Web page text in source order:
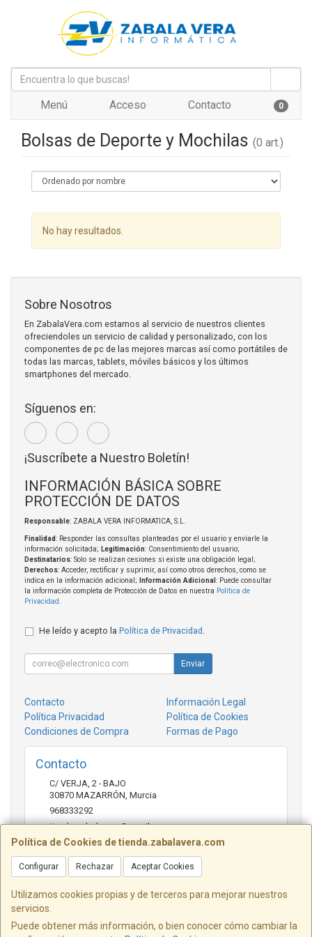
Menú Acceso Contacto 0
Bolsas de Deporte y Mochilas (0 art.)
No hay resultados.
Política de Cookies de tienda.zabalavera.com
Configurar Rechazar Aceptar Cookies
Utilizamos cookies propias y de terceros para mejorar nuestros
servicios.
Puede obtener más información, o bien conocer cómo cambiar la
Sobre Nosotros
En ZabalaVera.com estamos al servicio de nuestros clientes
ofreciendoles un servicio de calidad y personalizado, con los
componentes de pc de las mejores marcas así como portátiles de
todas las marcas, tablets, móviles básicos y los últimos
smartphones del mercado.
Síguenos en:
¡Suscríbete a Nuestro Boletín!
INFORMACIÓN BÁSICA SOBRE
PROTECCIÓN DE DATOS
Responsable: ZABALA VERA INFORMATICA, S.L.
Finalidad: Responder las consultas planteadas por el usuario y enviarle la
información solicitada; Legitimación: Consentimiento del usuario;
Destinatarios: Solo se realizan cesiones si existe una obligación legal;
Derechos: Acceder, rectificar y suprimir, así como otros derechos, como se
indica en la información adicional;
Información Adicional : Puede consultar
la información completa de Protección de Datos en nuestra Política de
Privacidad
He leído y acepto la Política de Privacidad .
Enviar
Contacto
Información Legal
Política Privacidad
Política de Cookies
Condiciones de Compra
Formas de Pago
Contacto
C/ VERJA, 2 - BAJO
30870 MAZARRÓN, Murcia
968333292
tienda.zabalavera@gmail.com
Horario
9:30-14:00 y 17:30-20:00